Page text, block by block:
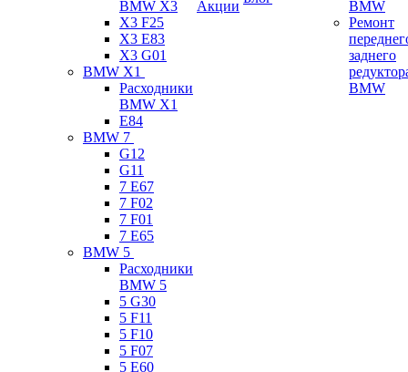
BMW X3
X3 F25
X3 E83
X3 G01
BMW X1
Расходники
BMW X1
E84
BMW 7
G12
G11
7 Е67
7 F02
7 F01
7 E65
BMW 5
Расходники
BMW 5
5 G30
5 F11
5 F10
5 F07
5 E60
Акции
BMW
Ремонт
заднего
BMW